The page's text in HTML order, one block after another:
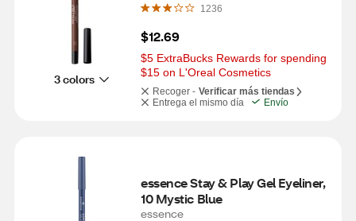
3 colors
1236
$12.69
$5 ExtraBucks Rewards for spending
$15 on L'Oreal Cosmetics
Recoger - Verificar más tiendas
Entrega el mismo día
Envío
essence Stay & Play Gel Eyeliner,
10 Mystic Blue
essence